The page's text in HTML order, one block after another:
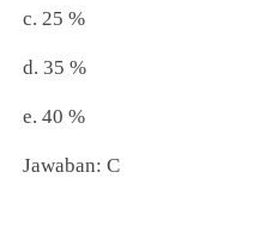
c. 25 %
d. 35 %
e. 40 %
Jawaban: C